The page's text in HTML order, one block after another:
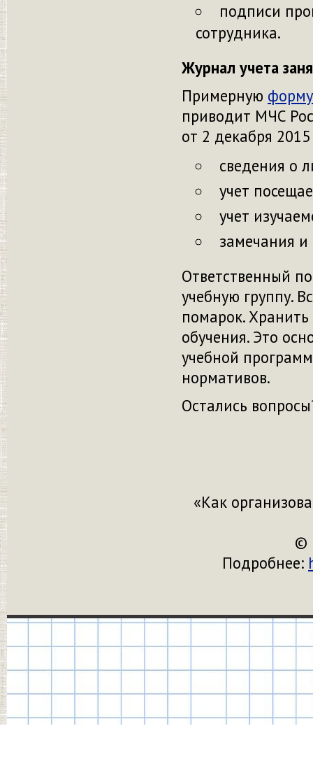
подписи
сотрудника.
Журнал учета
Примерную
приводит МЧС
от 2 декабря
сведения о
учет
учет
замечания
Ответственный
учебную группу.
помарок.
обучения. Это
учебной
нормативов.
Остались
«Как
©
Подробнее: